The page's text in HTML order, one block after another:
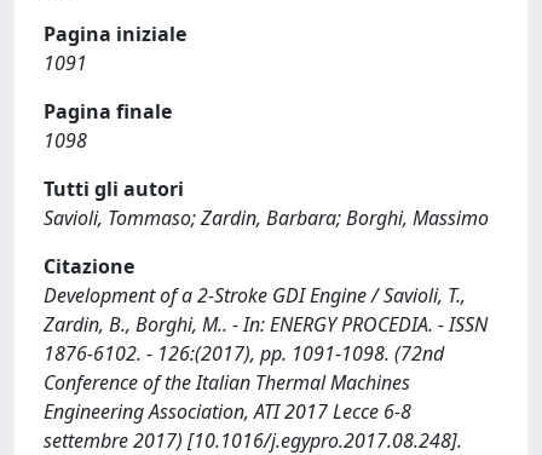
Pagina iniziale
1091
Pagina finale
1098
Tutti gli autori
Savioli, Tommaso; Zardin, Barbara; Borghi, Massimo
Citazione
Development of a 2-Stroke GDI Engine / Savioli, T.,
Zardin, B., Borghi, M.. - In: ENERGY PROCEDIA. - ISSN
1876-6102. - 126:(2017), pp. 1091-1098. (72nd
Conference of the Italian Thermal Machines
Engineering Association, ATI 2017 Lecce 6-8
settembre 2017) [10.1016/j.egypro.2017.08.248].